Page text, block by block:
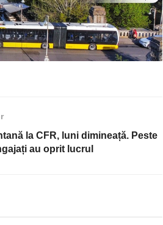
la CFR, luni dimineață. Peste
au oprit lucrul